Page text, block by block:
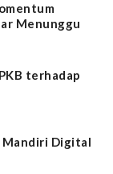
Menunggu
terhadap
Mandiri Digital